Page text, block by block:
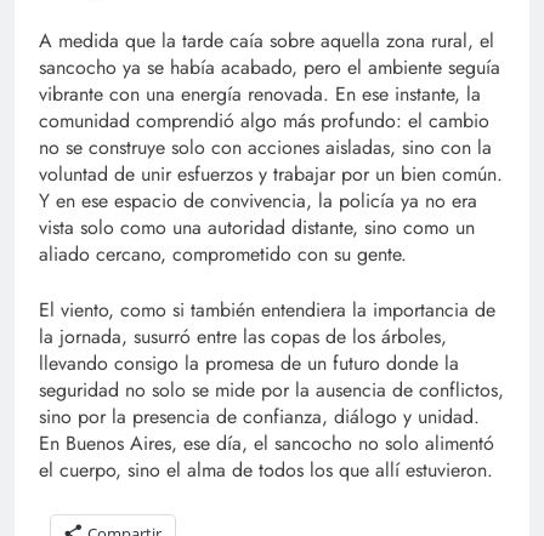
A medida que la tarde caía sobre aquella zona rural, el
sancocho ya se había acabado, pero el ambiente seguía
vibrante con una energía renovada. En ese instante, la
comunidad comprendió algo más profundo: el cambio
no se construye solo con acciones aisladas, sino con la
voluntad de unir esfuerzos y trabajar por un bien común.
Y en ese espacio de convivencia, la policía ya no era
vista solo como una autoridad distante, sino como un
aliado cercano, comprometido con su gente.
El viento, como si también entendiera la importancia de
la jornada, susurró entre las copas de los árboles,
llevando consigo la promesa de un futuro donde la
seguridad no solo se mide por la ausencia de conflictos,
sino por la presencia de confianza, diálogo y unidad.
En Buenos Aires, ese día, el sancocho no solo alimentó
el cuerpo, sino el alma de todos los que allí estuvieron.